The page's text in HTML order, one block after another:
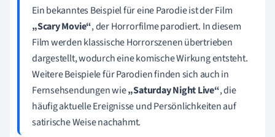
Ein bekanntes Beispiel für eine Parodie ist der Film
„Scary Movie“, der Horrorfilme parodiert. In diesem
Film werden klassische Horrorszenen übertrieben
dargestellt, wodurch eine komische Wirkung entsteht.
Weitere Beispiele für Parodien finden sich auch in
Fernsehsendungen wie„Saturday Night Live“, die
häufig aktuelle Ereignisse und Persönlichkeiten auf
satirische Weise nachahmt.